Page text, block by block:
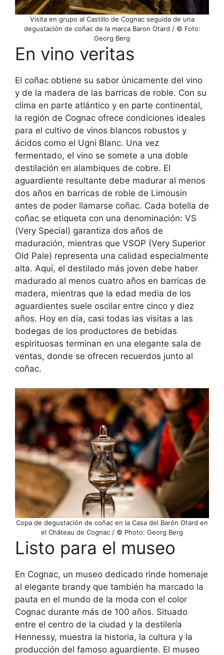
Visita en grupo al Castillo de Cognac seguida de una
degustación de coñac de la marca Baron Otard / © Foto:
Georg Berg
En vino veritas
El coñac obtiene su sabor únicamente del vino
y de la madera de las barricas de roble. Con su
clima en parte atlántico y en parte continental,
la región de Cognac ofrece condiciones ideales
para el cultivo de vinos blancos robustos y
ácidos como el Ugni Blanc. Una vez
fermentado, el vino se somete a una doble
destilación en alambiques de cobre. El
aguardiente resultante debe madurar al menos
dos años en barricas de roble de Limousin
antes de poder llamarse coñac. Cada botella de
coñac se etiqueta con una denominación: VS
(Very Special) garantiza dos años de
maduración, mientras que VSOP (Very Superior
Old Pale) representa una calidad especialmente
alta. Aquí, el destilado más joven debe haber
madurado al menos cuatro años en barricas de
madera, mientras que la edad media de los
aguardientes suele oscilar entre cinco y diez
años. Hoy en día, casi todas las visitas a las
bodegas de los productores de bebidas
espirituosas terminan en una elegante sala de
ventas, donde se ofrecen recuerdos junto al
coñac.
Copa de degustación de coñac en la Casa del Barón Otard en
el Château de Cognac / © Photo: Georg Berg
Listo para el museo
En Cognac, un museo dedicado rinde homenaje
al elegante brandy que también ha marcado la
pauta en el mundo de la moda con el color
Cognac durante más de 100 años. Situado
entre el centro de la ciudad y la destilería
Hennessy, muestra la historia, la cultura y la
producción del famoso aguardiente. El museo